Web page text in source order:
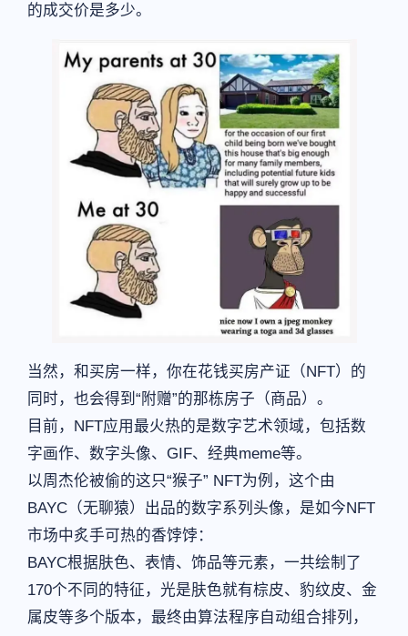
的成交价是多少。
当然，和买房一样，你在花钱买房产证（NFT）的
同时，也会得到“附赠”的那栋房子（商品）。
目前，NFT应用最火热的是数字艺术领域，包括数
字画作、数字头像、GIF、经典meme等。
以周杰伦被偷的这只“猴子” NFT为例，这个由
BAYC（无聊猿）出品的数字系列头像，是如今NFT
市场中炙手可热的香饽饽：
BAYC根据肤色、表情、饰品等元素，一共绘制了
170个不同的特征，光是肤色就有棕皮、豹纹皮、金
属皮等多个版本，最终由算法程序自动组合排列，